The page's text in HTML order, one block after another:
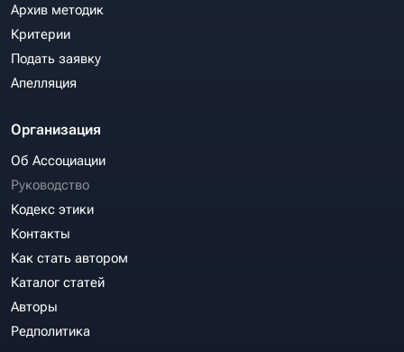
Архив методик
Критерии
Подать заявку
Апелляция
Организация
Об Ассоциации
Руководство
Кодекс этики
Контакты
Как стать автором
Каталог статей
Авторы
Редполитика